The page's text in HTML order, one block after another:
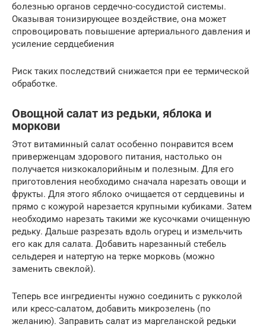
болезнью органов сердечно-сосудистой системы.
Оказывая тонизирующее воздействие, она может
спровоцировать повышение артериального давления и
усиление сердцебиения
Риск таких последствий снижается при ее термической
обработке.
Овощной салат из редьки, яблока и
моркови
Этот витаминный салат особенно понравится всем
приверженцам здорового питания, настолько он
получается низкокалорийным и полезным. Для его
приготовления необходимо сначала нарезать овощи и
фрукты. Для этого яблоко очищается от сердцевины и
прямо с кожурой нарезается крупными кубиками. Затем
необходимо нарезать такими же кусочками очищенную
редьку. Дальше разрезать вдоль огурец и измельчить
его как для салата. Добавить нарезанный стебель
сельдерея и натертую на терке морковь (можно
заменить свеклой).
Теперь все ингредиенты нужно соединить с рукколой
или кресс-салатом, добавить микрозелень (по
желанию). Заправить салат из маргеланской редьки